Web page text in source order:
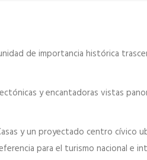
de importancia histórica
y encantadoras vistas
y un proyectado centro
para el turismo nacional e